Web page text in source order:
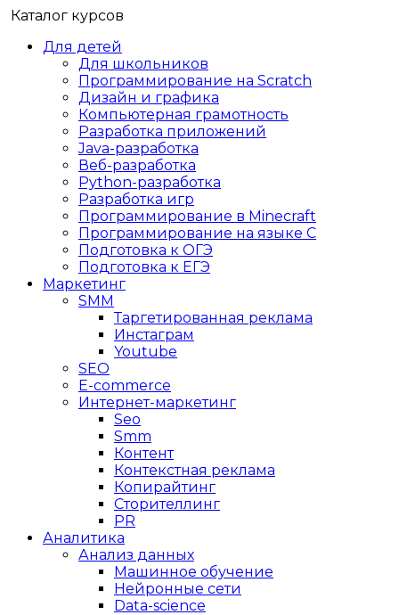
Каталог курсов
Для детей
Для школьников
Программирование на Scratch
Дизайн и графика
Компьютерная грамотность
Разработка приложений
Java-разработка
Веб-разработка
Python-разработка
Разработка игр
Программирование в Minecraft
Программирование на языке C
Подготовка к ОГЭ
Подготовка к ЕГЭ
Маркетинг
SMM
Таргетированная реклама
Инстаграм
Youtube
SEO
E-сommerce
Интернет-маркетинг
Seo
Smm
Контент
Контекстная реклама
Копирайтинг
Сторителлинг
PR
Аналитика
Анализ данных
Машинное обучение
Нейронные сети
Data-science